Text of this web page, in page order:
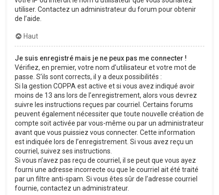
utiliser. Contactez un administrateur du forum pour obtenir
de l’aide.
Haut
Je suis enregistré mais je ne peux pas me connecter !
Vérifiez, en premier, votre nom d’utilisateur et votre mot de
passe. S’ils sont corrects, il y a deux possibilités :
Si la gestion COPPA est active et si vous avez indiqué avoir
moins de 13 ans lors de l’enregistrement, alors vous devrez
suivre les instructions reçues par courriel. Certains forums
peuvent également nécessiter que toute nouvelle création de
compte soit activée par vous-même ou par un administrateur
avant que vous puissiez vous connecter. Cette information
est indiquée lors de l’enregistrement. Si vous avez reçu un
courriel, suivez ses instructions.
Si vous n’avez pas reçu de courriel, il se peut que vous ayez
fourni une adresse incorrecte ou que le courriel ait été traité
par un filtre anti-spam. Si vous êtes sûr de l’adresse courriel
fournie, contactez un administrateur.